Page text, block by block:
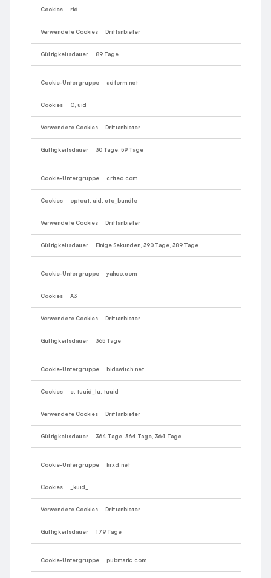
rid
Drittanbieter
89 Tage
adform.net
C, uid
Drittanbieter
30 Tage, 59 Tage
criteo.com
optout, uid, cto_bundle
Drittanbieter
Einige Sekunden, 390 Tage, 389 Tage
yahoo.com
A3
Drittanbieter
365 Tage
bidswitch.net
c, tuuid_lu, tuuid
Drittanbieter
364 Tage, 364 Tage, 364 Tage
krxd.net
_kuid_
Drittanbieter
179 Tage
pubmatic.com